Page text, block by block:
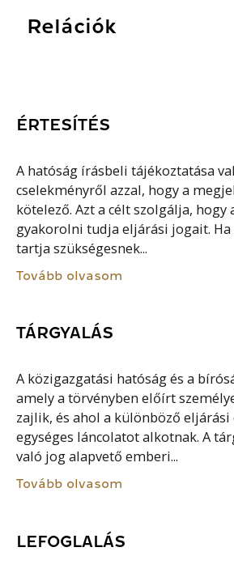
Relációk
ÉRTESÍTÉS
A hatóság írásbeli tájékoztatása
cselekményről azzal, hogy a
kötelező. Azt a célt szolgálja, hogy
gyakorolni tudja eljárási jogait. Ha
tartja szükségesnek...
Tovább olvasom
TÁRGYALÁS
A közigazgatási hatóság és a
amely a törvényben előírt
zajlik, és ahol a különböző eljárási
egységes láncolatot alkotnak. A
való jog alapvető emberi...
Tovább olvasom
LEFOGLALÁS